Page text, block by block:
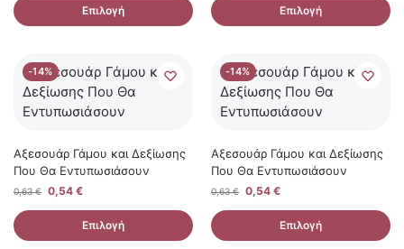
Επιλογή Επιλογή
-14%
Αξεσουάρ Γάμου και Δεξίωσης
Που Θα Εντυπωσιάσουν
0,63€ 0,54 €
Επιλογή
-14%
Αξεσουάρ Γάμου και Δεξίωσης
Που Θα Εντυπωσιάσουν
0,63€ 0,54 €
Επιλογή